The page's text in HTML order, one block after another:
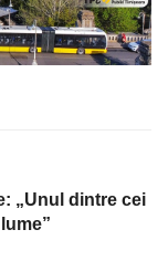
„Unul dintre cei